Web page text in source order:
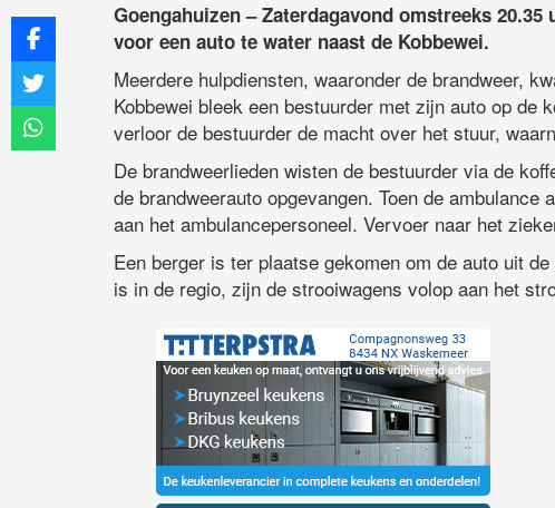
Goengahuizen – Zaterdagavond omstreeks
voor een auto te water naast de Kobbewei.
Meerdere hulpdiensten, waaronder de brandweer,
Kobbewei bleek een bestuurder met zijn auto op de
verloor de bestuurder de macht over het stuur,
De brandweerlieden wisten de bestuurder via de
de brandweerauto opgevangen. Toen de
aan het ambulancepersoneel. Vervoer naar het
Een berger is ter plaatse gekomen om de auto uit
is in de regio, zijn de strooiwagens volop aan het